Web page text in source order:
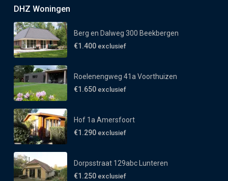
DHZ Woningen
Berg en Dalweg 300 Beekbergen
€1.400 exclusief
Roelenengweg 41a Voorthuizen
€1.650 exclusief
Hof 1a Amersfoort
€1.290 exclusief
Dorpsstraat 129abc Lunteren
€1.250 exclusief